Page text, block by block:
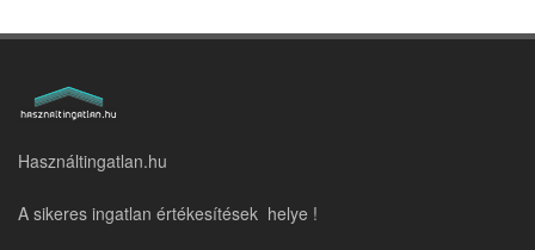
Használtingatlan.hu
A sikeres ingatlan értékesítések helye !